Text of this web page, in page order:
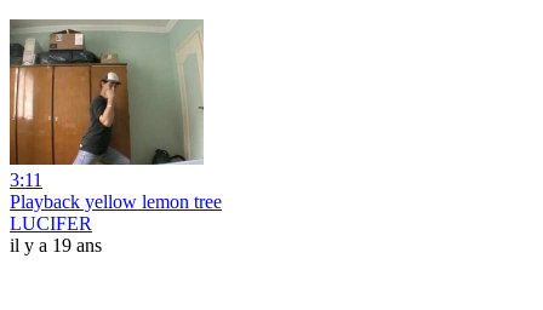
3:11
Playback yellow lemon tree
LUCIFER
il y a 19 ans